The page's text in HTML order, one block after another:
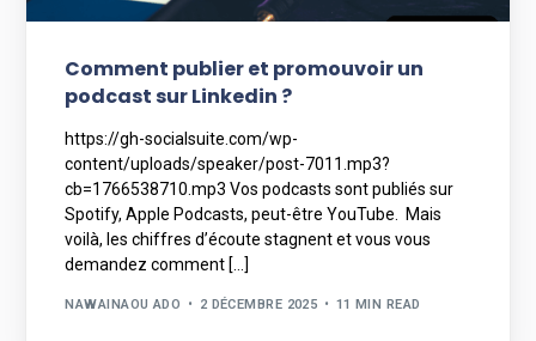
Comment publier et promouvoir un
podcast sur Linkedin ?
https://gh-socialsuite.com/wp-
content/uploads/speaker/post-7011.mp3?
cb=1766538710.mp3 Vos podcasts sont publiés sur
Spotify, Apple Podcasts, peut-être YouTube. Mais
voilà, les chiffres d’écoute stagnent et vous vous
demandez comment […]
NAWAINAOU ADO 2 DÉCEMBRE 2025 11 MIN READ